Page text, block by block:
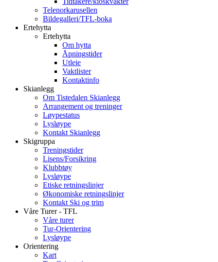
Telenorkarusellen
Bildegalleri/TFL-boka
Ertehytta
Ertehytta
Om hytta
Åpningstider
Utleie
Vaktlister
Kontaktinfo
Skianlegg
Om Tistedalen Skianlegg
Arrangement og treninger
Løypestatus
Lysløype
Kontakt Skianlegg
Skigruppa
Treningstider
Lisens/Forsikring
Klubbtøy
Lysløype
Etiske retningslinjer
Økonomiske retningslinjer
Kontakt Ski og trim
Våre Turer - TFL
Våre turer
Tur-Orientering
Lysløype
Orientering
Kart